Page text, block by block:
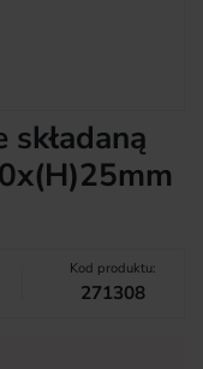
Kod produktu:
271308